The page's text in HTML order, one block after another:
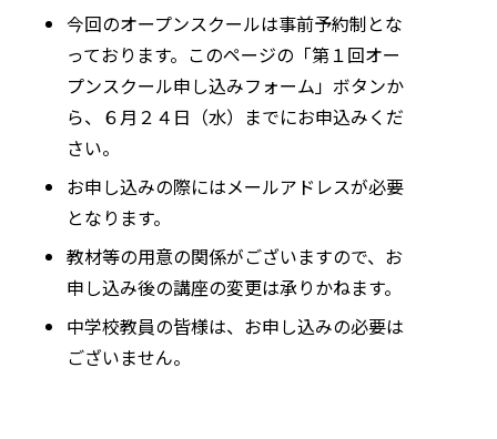
今回のオープンスクールは事前予約制とな
っております。このページの「第１回オー
プンスクール申し込みフォーム」ボタンか
ら、６月２４日（水）までにお申込みくだ
さい。
お申し込みの際にはメールアドレスが必要
となります。
教材等の用意の関係がございますので、お
申し込み後の講座の変更は承りかねます。
中学校教員の皆様は、お申し込みの必要は
ございません。